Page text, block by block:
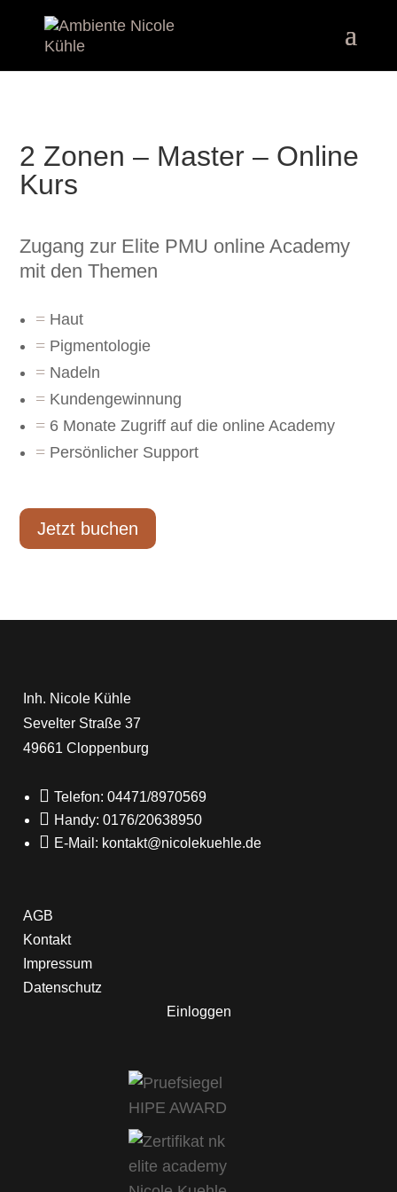
2 Zonen – Master – Online
Kurs
Zugang zur Elite PMU online Academy
mit den Themen
= Haut
= Pigmentologie
= Nadeln
= Kundengewinnung
= 6 Monate Zugriff auf die online Academy
= Persönlicher Support
Jetzt buchen
Inh. Nicole Kühle
Sevelter Straße 37
49661 Cloppenburg
 Telefon: 04471/8970569
 Handy: 0176/20638950
 E-Mail: kontakt@nicolekuehle.de
AGB
Kontakt
Impressum
Datenschutz
Einloggen